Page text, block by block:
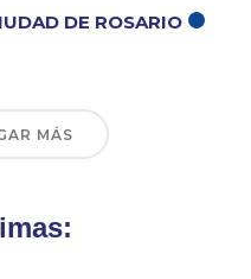
DE ROSARIO
MÁS